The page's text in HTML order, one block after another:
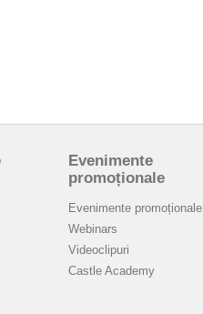
Evenimente
promoționale
Evenimente promoționale
Webinars
Videoclipuri
Castle Academy